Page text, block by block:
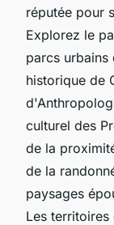
réputée pour
Explorez le
parcs urbains
historique de
culturel des
de la
de la
paysages
Les